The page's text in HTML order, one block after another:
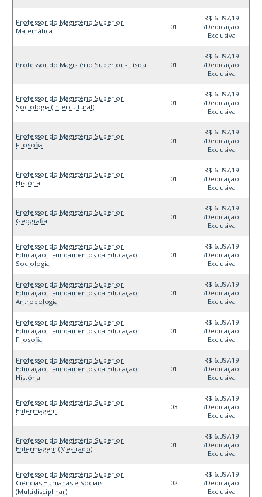
Professor do Magistério Superior -
Matemática
01
R$ 6.397,19
/Dedicação
Exclusiva
Professor do Magistério Superior - Física 01
R$ 6.397,19
/Dedicação
Exclusiva
Professor do Magistério Superior -
Sociologia (Intercultural)
01
R$ 6.397,19
/Dedicação
Exclusiva
Professor do Magistério Superior -
Filosofia
01
R$ 6.397,19
/Dedicação
Exclusiva
Professor do Magistério Superior -
História
01
R$ 6.397,19
/Dedicação
Exclusiva
Professor do Magistério Superior -
Geografia
01
R$ 6.397,19
/Dedicação
Exclusiva
Professor do Magistério Superior -
Educação - Fundamentos da Educação:
Sociologia
01
R$ 6.397,19
/Dedicação
Exclusiva
Professor do Magistério Superior -
Educação - Fundamentos da Educação:
Antropologia
01
R$ 6.397,19
/Dedicação
Exclusiva
Professor do Magistério Superior -
Educação - Fundamentos da Educação:
Filosofia
01
R$ 6.397,19
/Dedicação
Exclusiva
Professor do Magistério Superior -
Educação - Fundamentos da Educação:
História
01
R$ 6.397,19
/Dedicação
Exclusiva
Professor do Magistério Superior -
Enfermagem
03
R$ 6.397,19
/Dedicação
Exclusiva
Professor do Magistério Superior -
Enfermagem (Mestrado)
01
R$ 6.397,19
/Dedicação
Exclusiva
Professor do Magistério Superior -
Ciências Humanas e Sociais
(Multidisciplinar)
02
R$ 6.397,19
/Dedicação
Exclusiva